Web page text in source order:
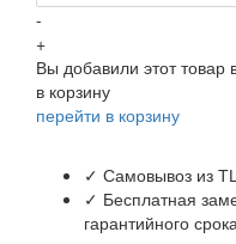
-
+
Вы добавили этот товар
в корзину
перейти в корзину
✓ Самовывоз из
✓ Бесплатная
гарантийного срока